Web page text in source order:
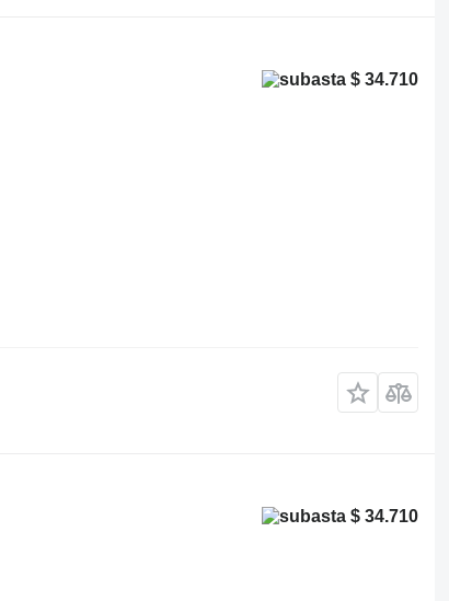
$ 34.710
$ 34.710